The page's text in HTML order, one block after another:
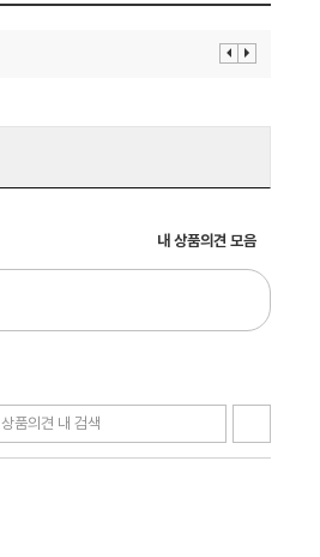
이 다
내 상품의견 모음